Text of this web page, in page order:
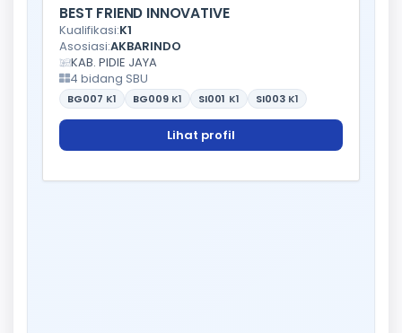
BEST FRIEND INNOVATIVE
Kualifikasi:K1
Asosiasi:AKBARINDO
KAB. PIDIE JAYA
4 bidang SBU
BG007 K1 BG009 K1 SI001 K1 SI003 K1
Lihat profil